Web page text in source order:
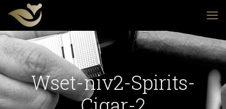
Wset-niv2-Spirits-